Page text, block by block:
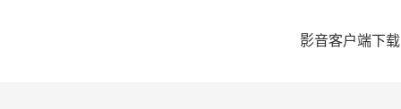
影音客户端下载